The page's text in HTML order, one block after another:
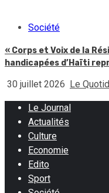
Société
« Corps et Voix de la
handicapées d’Haïti
30 juillet 2026 Le
Le Journal
Actualités
Culture
Economie
Edito
Sport